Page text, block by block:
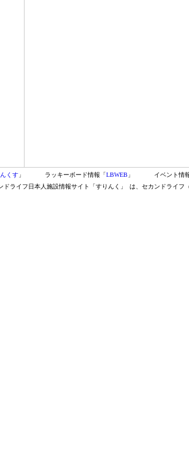
くす 」 ラッキーボード情報「LBWEB 」
イベント情
ドライフ日本人施設情報サイト「すりんく」
は、セカンドライフ